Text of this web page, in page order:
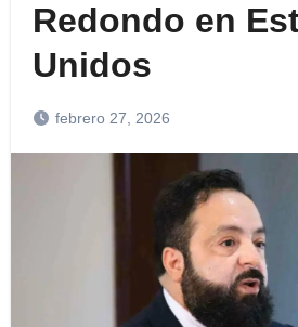
Redondo en
Unidos
febrero 27, 2026